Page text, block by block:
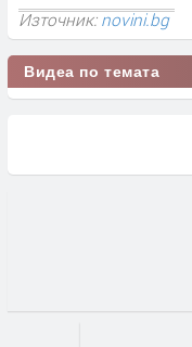
Източник:novini.bg
Видеа по темата